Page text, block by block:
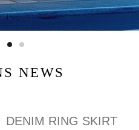
NEWS
DENIM RING SKIRT